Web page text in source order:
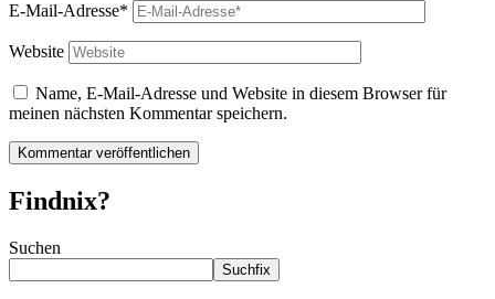
E-Mail-Adresse*
Website
Name, E-Mail-Adresse und Website in diesem Browser für
meinen nächsten Kommentar speichern.
Findnix?
Suchen
Suchfix